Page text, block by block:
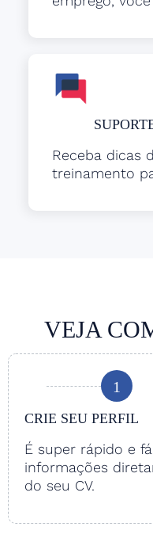
Receba dicas
treinamento
VEJA
1
CRIE SEU PERFIL
É super rápido e
informações
do seu CV.